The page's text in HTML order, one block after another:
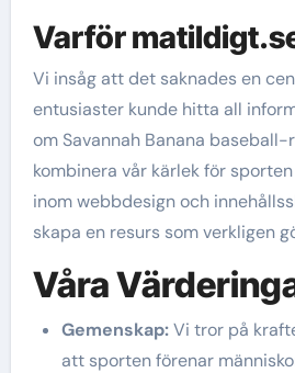
Varför
Vi insåg att det saknades en
entusiaster kunde hitta all
om Savannah Banana baseball-
kombinera vår kärlek för
inom webbdesign och
skapa en resurs som verkligen
Våra
Gemenskap:Vi tror på
att sporten förenar